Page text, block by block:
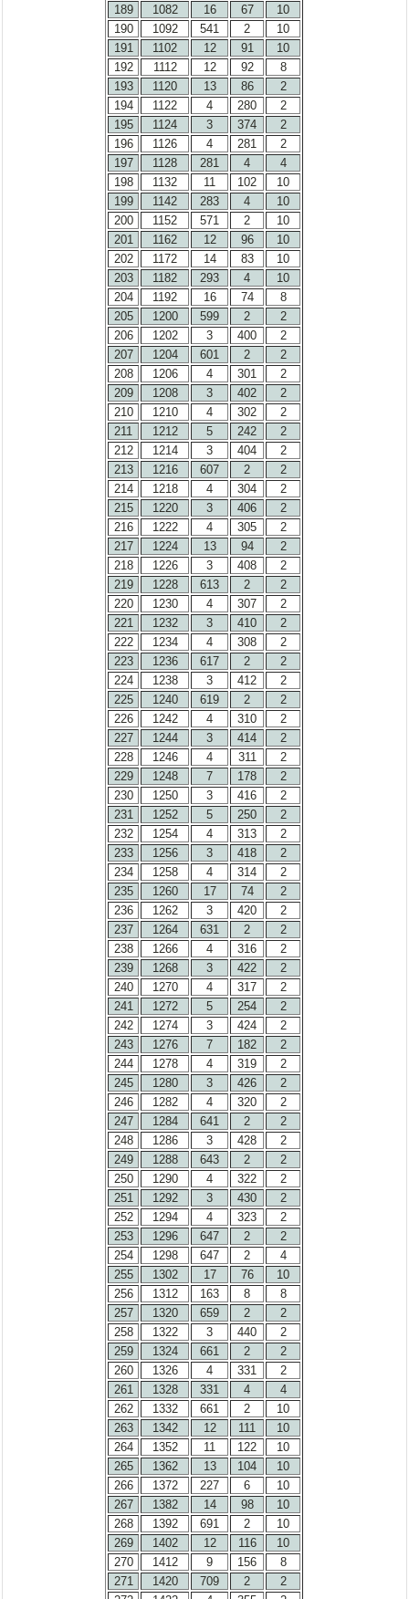
189
1082 16 67
10
190
1092 541 2
10
191
1102 12 91
10
192
1112 12 92
8
193
1120 13 86
2
194
1122 4 280
2
195
1124 3 374
2
196
1126 4 281
2
197
1128 281 4
4
198
1132 11 102
10
199
1142 283 4
10
200
1152 571 2
10
201
1162 12 96
10
202
1172 14 83
10
203
1182 293 4
10
204
1192 16 74
8
205
1200 599 2
2
206
1202 3 400
2
207
1204 601 2
2
208
1206 4 301
2
209
1208 3 402
2
210
1210 4 302
2
211
1212 5 242
2
212
1214 3 404
2
213
1216 607 2
2
214
1218 4 304
2
215
1220 3 406
2
216
1222 4 305
2
217
1224 13 94
2
218
1226 3 408
2
219
1228 613 2
2
220
1230 4 307
2
221
1232 3 410
2
222
1234 4 308
2
223
1236 617 2
2
224
1238 3 412
2
225
1240 619 2
2
226
1242 4 310
2
227
1244 3 414
2
228
1246 4 311
2
229
1248 7 178
2
230
1250 3 416
2
231
1252 5 250
2
232
1254 4 313
2
233
1256 3 418
2
234
1258 4 314
2
235
1260 17 74
2
236
1262 3 420
2
237
1264 631 2
2
238
1266 4 316
2
239
1268 3 422
2
240
1270 4 317
2
241
1272 5 254
2
242
1274 3 424
2
243
1276 7 182
2
244
1278 4 319
2
245
1280 3 426
2
246
1282 4 320
2
247
1284 641 2
2
248
1286 3 428
2
249
1288 643 2
2
250
1290 4 322
2
251
1292 3 430
2
252
1294 4 323
2
253
1296 647 2
2
254
1298 647 2
4
255
1302 17 76
10
256
1312 163 8
8
257
1320 659 2
2
258
1322 3 440
2
259
1324 661 2
2
260
1326 4 331
2
261
1328 331 4
4
262
1332 661 2
10
263
1342 12 111
10
264
1352 11 122
10
265
1362 13 104
10
266
1372 227 6
10
267
1382 14 98
10
268
1392 691 2
10
269
1402 12 116
10
270
1412 9 156
8
271
1420 709 2
2